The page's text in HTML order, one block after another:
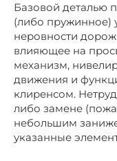
Базовой деталью
(либо пружинное)
неровности
влияющее на
механизм,
движения и
клиренсом.
либо замене
небольшим
указанные